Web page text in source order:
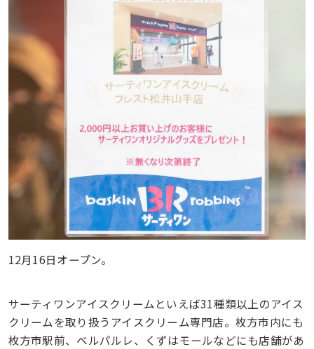
12月16日オープン。
サーティワンアイスクリームといえば31種類以上のアイス
クリームを取り扱うアイスクリーム専門店。枚方市内にも
枚方市駅前、ベルパルレ、くずはモールなどにも店舗があ